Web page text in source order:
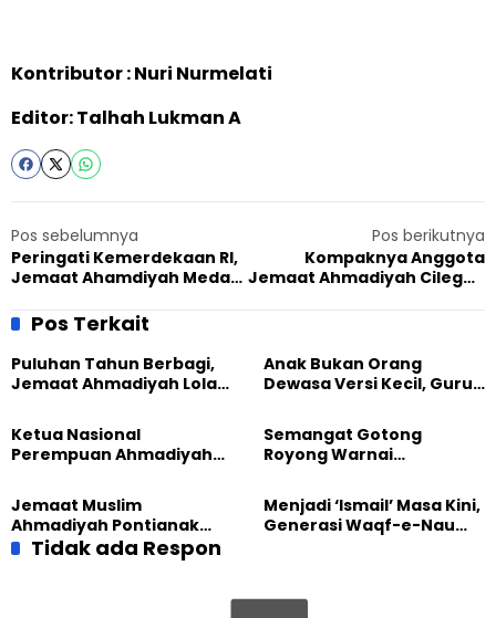
Kontributor : Nuri Nurmelati
Editor: Talhah Lukman A
Pos sebelumnya
Peringati Kemerdekaan RI,
Jemaat Ahamdiyah Medan
Pos berikutnya
Kompaknya Anggota
Jemaat Ahmadiyah Cilegon
17 Agustus
Pos Terkait
Puluhan Tahun Berbagi,
Jemaat Ahmadiyah Lolak
Sembako kepada Warga
Anak Bukan Orang
Dewasa Versi Kecil, Guru
Pendidikan BERLIAN
Ketua Nasional
Perempuan Ahmadiyah
Besar Universitas
Terbuka
Semangat Gotong
Royong Warnai
Masjid di Jemaat
Ahmadiyah Sukapura
Jemaat Muslim
Ahmadiyah Pontianak
dan Gereja Katedral
Perkuat Kolaborasi Sosial
Menjadi ‘Ismail’ Masa Kini,
Generasi Waqf-e-Nau
Tidak ada Respon